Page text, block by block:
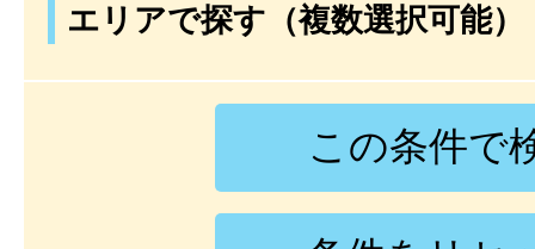
エリアで探す（複数選択可能）